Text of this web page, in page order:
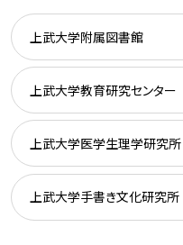
上武大学附属図書館
上武大学教育研究センター
上武大学医学生理学研究所
上武大学手書き文化研究所